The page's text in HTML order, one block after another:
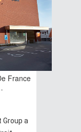
France
Group a